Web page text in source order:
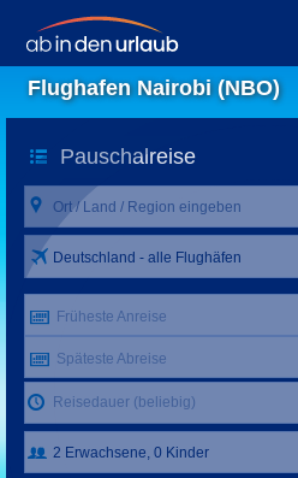
Flughafen Nairobi (NBO)
Deutschland - alle Flughäfen
Früheste Anreise
Späteste Abreise
Reisedauer (beliebig)